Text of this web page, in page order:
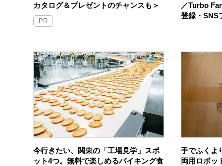
カタログ＆プレゼントのチャンスも＞
PR
／Turbo
登録・SNS
今行きたい、関東の「工場見学」スポ
ット4つ。無料で楽しめるバイキング食
手でふくよ
両用ロボッ